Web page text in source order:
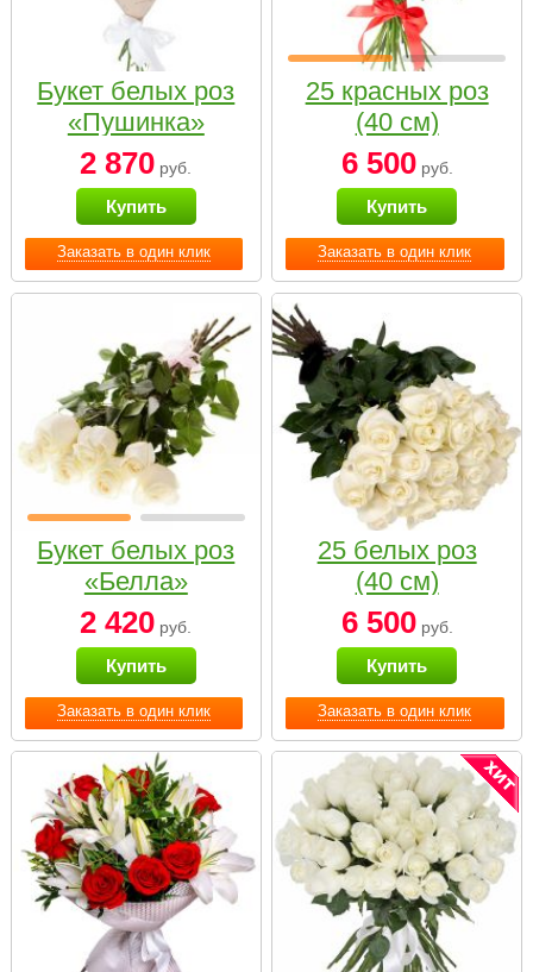
Заказать в один клик
Букет белых роз
«Пушинка»
2 870 руб.
Купить
Заказать в один клик
25 красных роз
(40 см)
6 500руб.
Купить
Заказать в один клик
Букет белых роз
«Белла»
2 420 руб.
Купить
Заказать в один клик
25 белых роз
(40 см)
6 500руб.
Купить